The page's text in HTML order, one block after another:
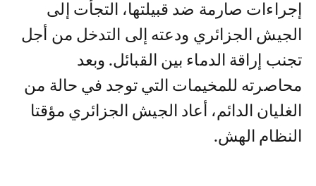
إجراءات صارمة ضد قبيلتها، التجأت إلى
الجيش الجزائري ودعته إلى التدخل من أجل
تجنب إراقة الدماء بين القبائل. وبعد
محاصرته للمخيمات التي توجد في حالة من
الغليان الدائم، أعاد الجيش الجزائري مؤقتا
النظام الهش.